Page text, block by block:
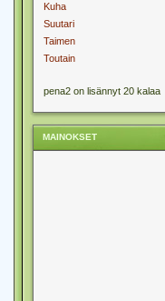
Kuha
Suutari
Taimen
Toutain
pena2 on lisännyt 20 kalaa
MAINOKSET